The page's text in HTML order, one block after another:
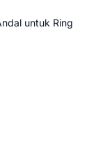
untuk Ring